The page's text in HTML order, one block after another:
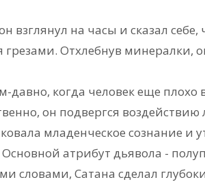
взглянул на часы и сказал
грезами. Отхлебнув минералки,
давно, когда человек еще
он подвергся
младенческое сознание
атрибут дьявола -
словами, Сатана сделал